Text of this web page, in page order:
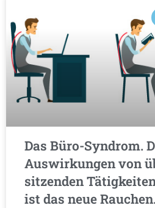
Das Büro-Syndrom.
Auswirkungen von
sitzenden
ist das neue Rauchen.